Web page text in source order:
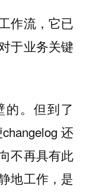
作流，它已
于业务关键
的。但到了
还
不再具有此
地工作，是